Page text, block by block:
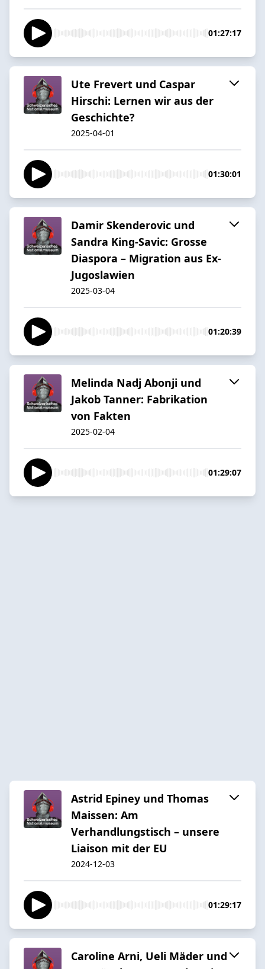
01:27:17
Ute Frevert und Caspar
Hirschi: Lernen wir aus der
Geschichte?
2025-04-01
01:30:01
Damir Skenderovic und
Sandra King-Savic: Grosse
Diaspora – Migration aus Ex-
Jugoslawien
2025-03-04
01:20:39
Melinda Nadj Abonji und
Jakob Tanner: Fabrikation
von Fakten
2025-02-04
01:29:07
Astrid Epiney und Thomas
Maissen: Am
Verhandlungstisch – unsere
Liaison mit der EU
2024-12-03
01:29:17
Caroline Arni, Ueli Mäder und